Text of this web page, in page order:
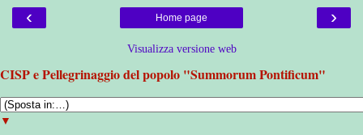
‹ ›
Home page
Visualizza versione web
CISP e Pellegrinaggio del popolo "Summorum Pontificum"
▼